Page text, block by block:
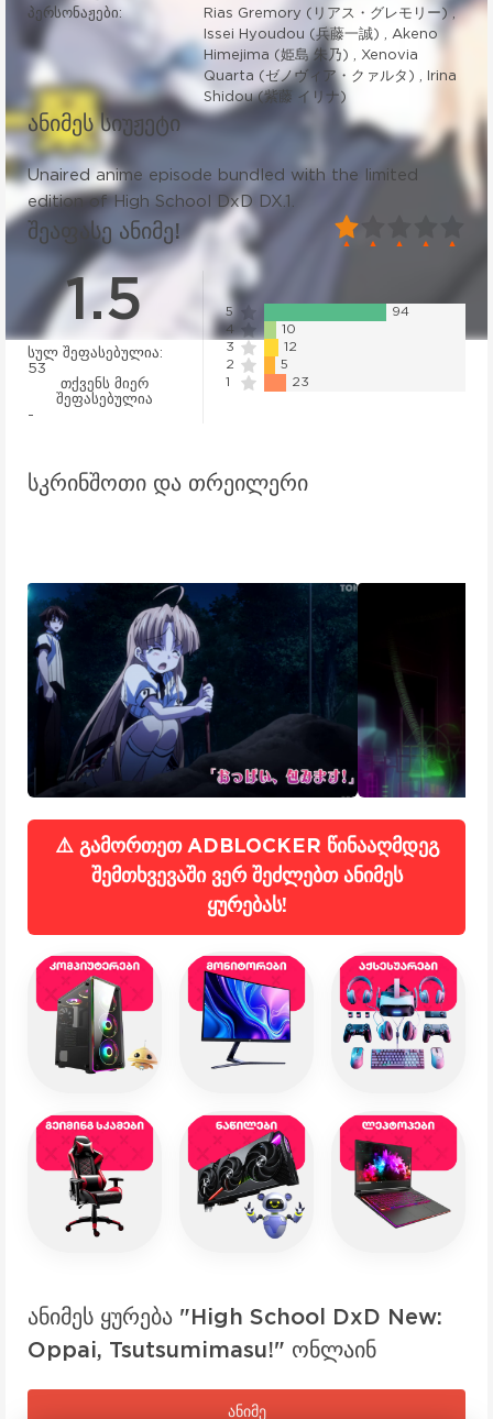
პერსონაჟები:
Rias Gremory (リアス・グレモリー) ,
Issei Hyoudou (兵藤一誠) , Akeno
Himejima (姫島 朱乃) , Xenovia
Quarta (ゼノヴィア・クァルタ) , Irina
Shidou (紫藤 イリナ)
ანიმეს სიუჟეტი
Unaired anime episode bundled with the limited
edition of High School DxD DX.1.
შეაფასე ანიმე!
20 2 5
1.5
სულ შეფასებულია:
53
თქვენს მიერ
შეფასებულია
-
5
94
4
10
3
12
2
5
1
23
სკრინშოთი და თრეილერი
⚠️ გამორთეთ ADBLOCKER წინააღმდეგ
შემთხვევაში ვერ შეძლებთ ანიმეს
ყურებას!
ანიმეს ყურება "High School DxD New:
Oppai, Tsutsumimasu!" ონლაინ
ანიმე